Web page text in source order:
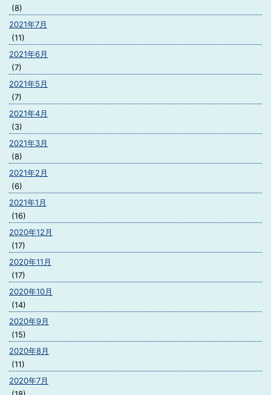
(8)
2021年7月
(11)
2021年6月
(7)
2021年5月
(7)
2021年4月
(3)
2021年3月
(8)
2021年2月
(6)
2021年1月
(16)
2020年12月
(17)
2020年11月
(17)
2020年10月
(14)
2020年9月
(15)
2020年8月
(11)
2020年7月